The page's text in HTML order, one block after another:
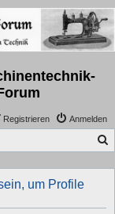
Anmelden
Registrieren
um Profile